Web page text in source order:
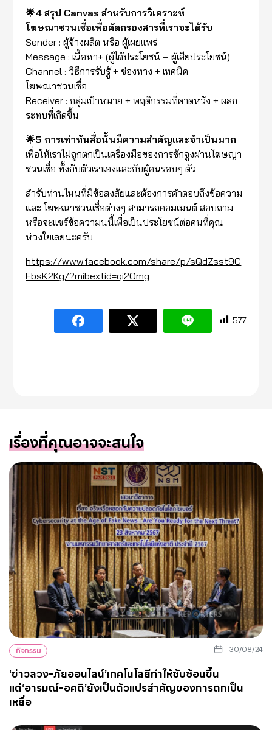
🌟4 สรุป Canvas สำหรับการวิเคราะห์
โฆษณาชวนเชื่อเพื่อคัดกรองสารที่เราจะได้รับ
Sender : ผู้จ้างผลิต หรือ ผู้เผยแพร่
Message : เนื้อหา+ (ผู้ได้ประโยชน์ – ผู้เสียประโยชน์)
Channel : วิธีการรับรู้ + ช่องทาง + เทคนิค
โฆษณาชวนเชื่อ
Receiver : กลุ่มเป้าหมาย + พฤติกรรมที่คาดหวัง + ผลก
ระทบที่เกิดขึ้น
🌟5 การเท่าทันสื่อนั้นมีความสำคัญและจำเป็นมาก
เพื่อให้เราไม่ถูกตกเป็นเครื่องมือของการชักจูงผ่านโฆษญา
ชวนเชื่อ ทั้งกับตัวเราเองและกับผู้คนรอบๆ ตัว
สำรับท่านไหนที่มีข้อสงสัยและต้องการคำตอบถึงข้อความ
และ โฆษณาชวนเชื่อต่างๆ สามารถคอมเมนต์ สอบถาม
หรือจะแชร์ข้อความนนี้เพื่อเป็นประโยชน์ต่อคนที่คุณ
ห่วงใยเลยนะครับ
https://www.facebook.com/share/p/sQdZsst9C
FbsK2Kg/?mibextid=qi2Omg
577
เรื่องที่คุณอาจจะสนใจ
กิจกรรม 30/08/24
‘ข่าวลวง-ภัยออนไลน์’เทคโนโลยีทำให้ซับซ้อนขึ้น
แต่‘อารมณ์-อคติ’ยังเป็นตัวแปรสำคัญของการตกเป็น
เหยื่อ